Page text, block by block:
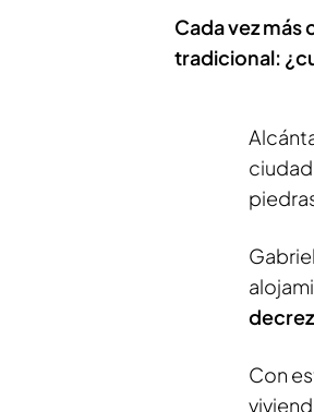
Cada vez más
tradicional:
Con